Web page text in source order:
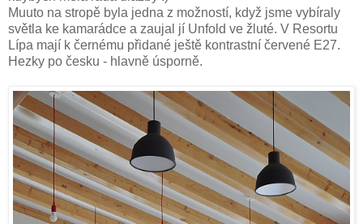
Muuto na stropě byla jedna z možností, když jsme vybíraly
světla ke kamarádce a zaujal jí Unfold ve žluté. V Resortu
Lípa mají k černému přidané ještě kontrastní červené E27.
Hezky po česku - hlavně úsporně.